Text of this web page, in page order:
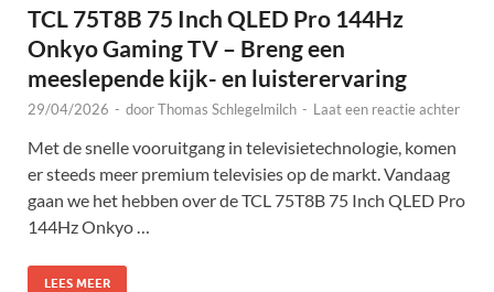
TCL 75T8B 75 Inch QLED Pro 144Hz
Onkyo Gaming TV – Breng een
meeslepende kijk- en luisterervaring
29/04/2026 - doorThomas Schlegelmilch - Laat een reactie achter
Met de snelle vooruitgang in televisietechnologie, komen
er steeds meer premium televisies op de markt. Vandaag
gaan we het hebben over de TCL 75T8B 75 Inch QLED Pro
144Hz Onkyo …
LEES MEER